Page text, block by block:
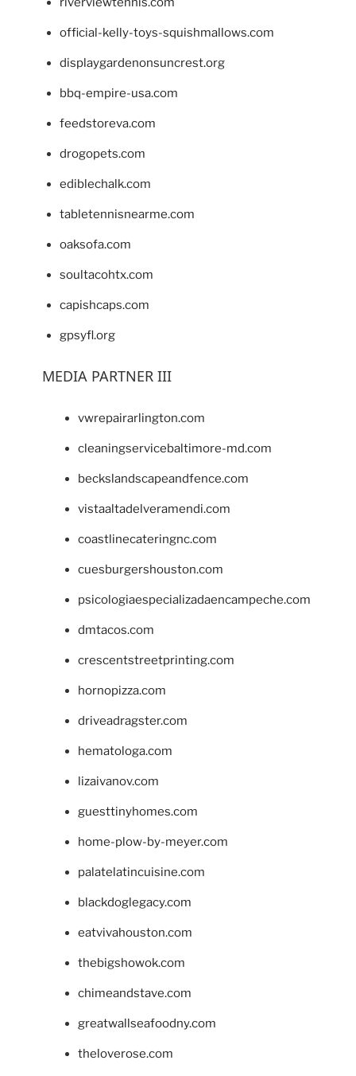
official-kelly-toys-squishmallows.com
displaygardenonsuncrest.org
bbq-empire-usa.com
feedstoreva.com
drogopets.com
ediblechalk.com
tabletennisnearme.com
oaksofa.com
soultacohtx.com
capishcaps.com
gpsyfl.org
MEDIA PARTNER III
vwrepairarlington.com
cleaningservicebaltimore-md.com
beckslandscapeandfence.com
vistaaltadelveramendi.com
coastlinecateringnc.com
cuesburgershouston.com
psicologiaespecializadaencampeche.com
dmtacos.com
crescentstreetprinting.com
hornopizza.com
driveadragster.com
hematologa.com
lizaivanov.com
guesttinyhomes.com
home-plow-by-meyer.com
palatelatincuisine.com
blackdoglegacy.com
eatvivahouston.com
thebigshowok.com
chimeandstave.com
greatwallseafoodny.com
theloverose.com